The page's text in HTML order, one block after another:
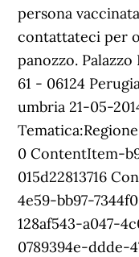
persona
contattateci per
panozzo.
61 - 06124
umbria 21-05-
0 ContentItem-
015d22813716
4e59-bb97-
128af543-a047-
0789394e-ddde-